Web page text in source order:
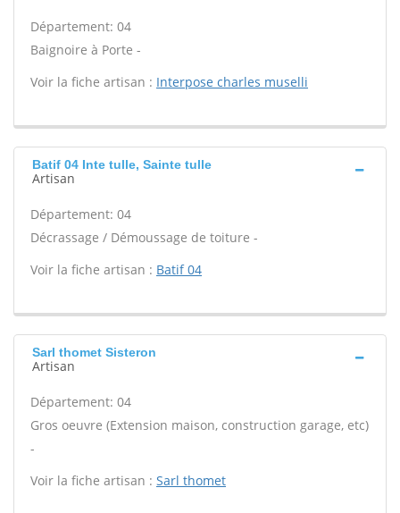
Département: 04
Baignoire à Porte -
Voir la fiche artisan : Interpose charles muselli
Batif 04 Inte tulle, Sainte tulle
Artisan
Département: 04
Décrassage / Démoussage de toiture -
Voir la fiche artisan : Batif 04
Sarl thomet Sisteron
Artisan
Département: 04
Gros oeuvre (Extension maison, construction garage, etc)
-
Voir la fiche artisan : Sarl thomet